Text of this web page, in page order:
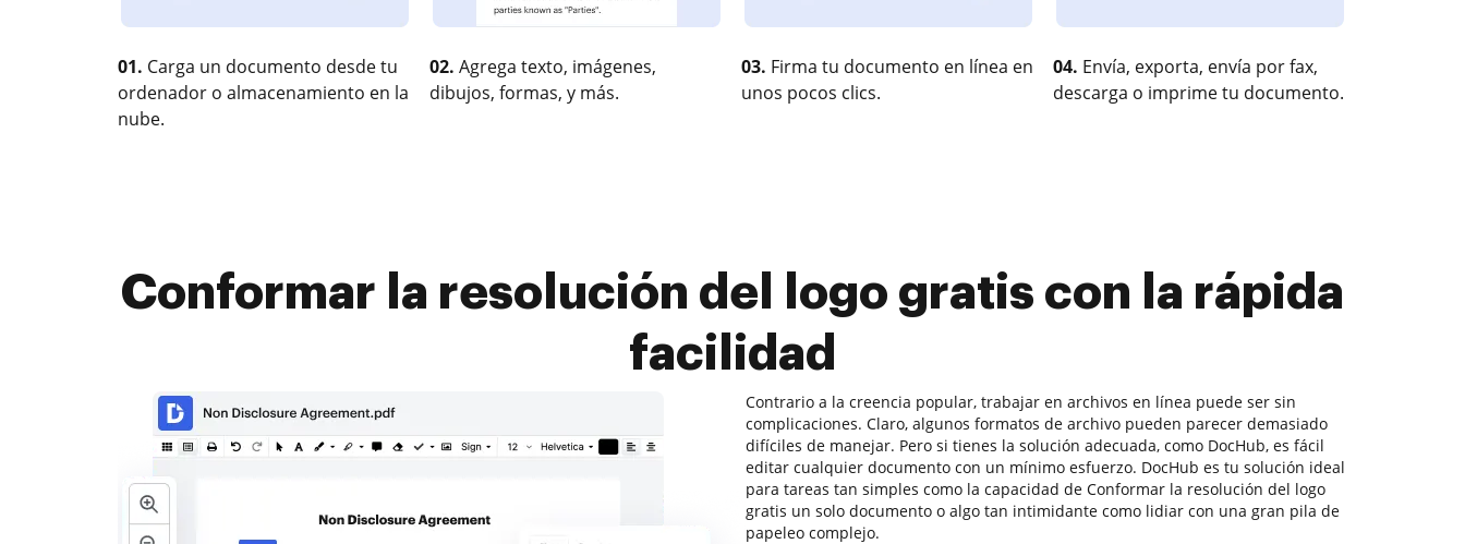
01. Carga un documento desde tu
ordenador o almacenamiento en la
nube.
02. Agrega texto, imágenes,
dibujos, formas, y más.
03. Firma tu documento en línea en
unos pocos clics.
04. Envía, exporta, envía por fax,
descarga o imprime tu documento.
Conformar la resolución del logo gratis con la rápida
facilidad
Contrario a la creencia popular, trabajar en archivos en línea puede ser sin
complicaciones. Claro, algunos formatos de archivo pueden parecer demasiado
difíciles de manejar. Pero si tienes la solución adecuada, como DocHub, es fácil
editar cualquier documento con un mínimo esfuerzo. DocHub es tu solución ideal
para tareas tan simples como la capacidad de Conformar la resolución del logo
gratis un solo documento o algo tan intimidante como lidiar con una gran pila de
papeleo complejo.